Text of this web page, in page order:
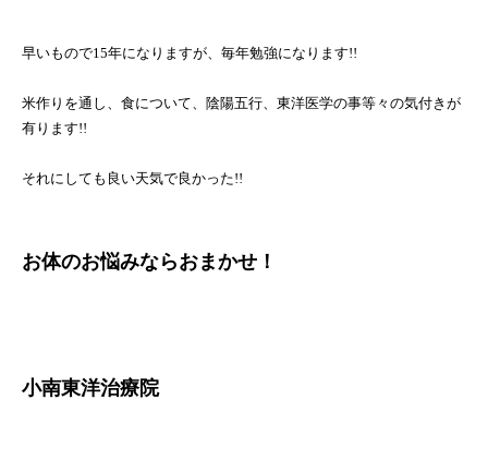
早いもので15年になりますが、毎年勉強になります!!
米作りを通し、食について、陰陽五行、東洋医学の事等々の気付きが
有ります!!
それにしても良い天気で良かった!!
お体のお悩みならおまかせ！
小南東洋治療院